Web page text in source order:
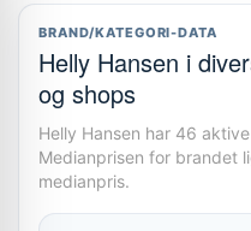
BRAND/KATEGORI-DATA
Helly Hansen i
og shops
Helly Hansen har 46
Medianprisen for brandet
medianpris.